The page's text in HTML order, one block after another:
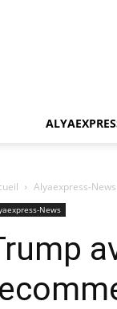
Alyaexpress-News
News